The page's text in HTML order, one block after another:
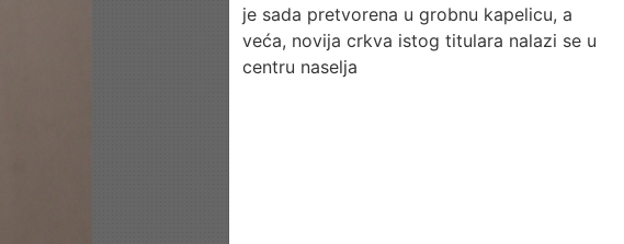
je sada pretvorena u grobnu kapelicu, a
veća, novija crkva istog titulara nalazi se u
centru naselja